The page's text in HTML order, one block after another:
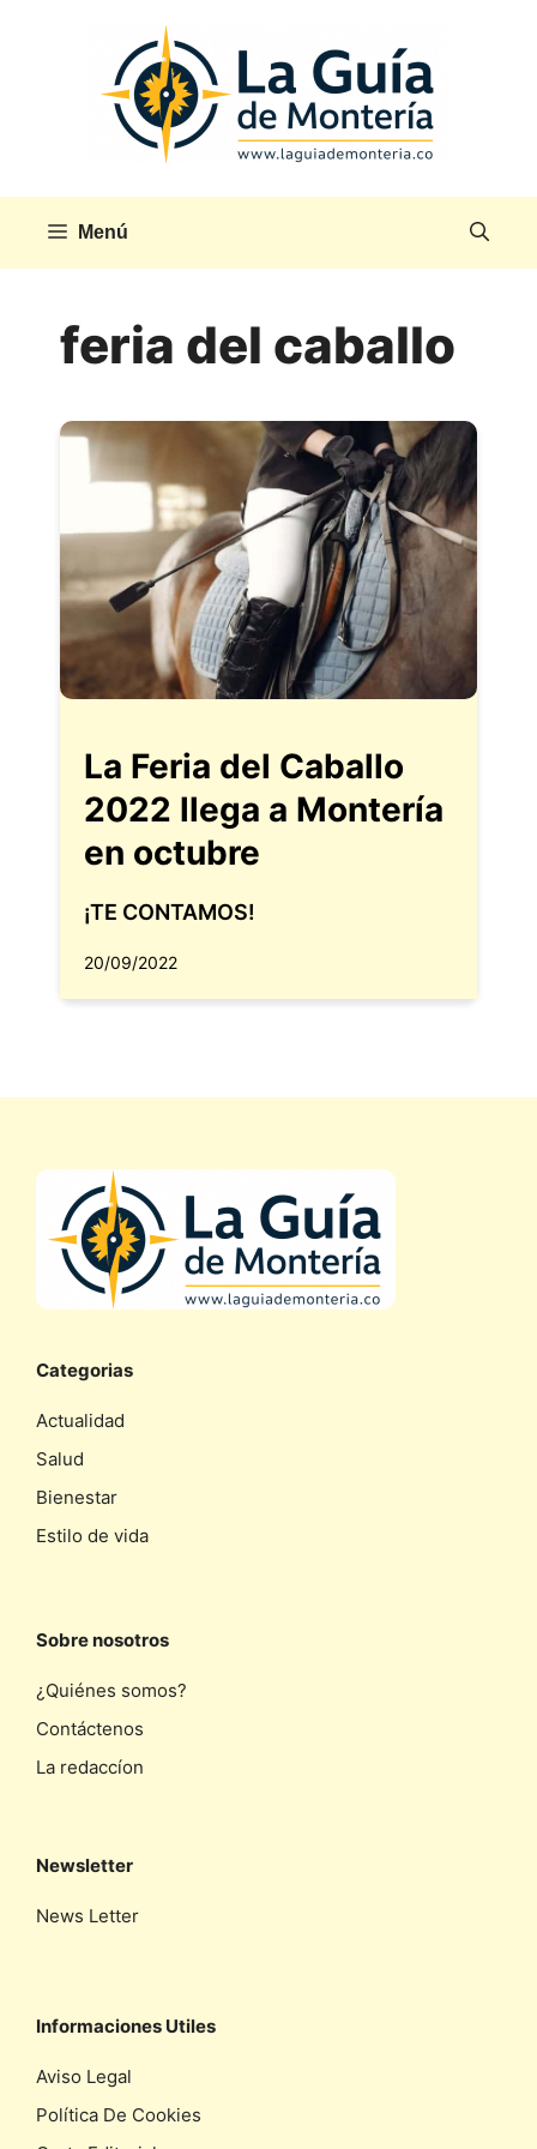
Menú
feria del caballo
La Feria del Caballo
2022 llega a Montería
en octubre
¡TE CONTAMOS!
20/09/2022
Categorias
Actualidad
Salud
Bienestar
Estilo de vida
Sobre nosotros
¿Quiénes somos?
Contáctenos
La redaccíon
Newsletter
News Letter
Informaciones Utiles
Aviso Legal
Política De Cookies